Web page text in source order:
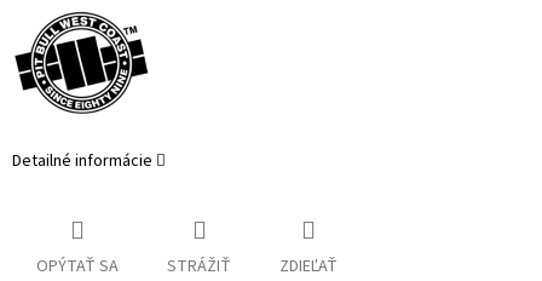
Detailné informácie
OPÝTAŤ SA STRÁŽIŤ ZDIEĽAŤ